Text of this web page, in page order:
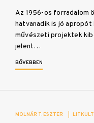
Az 1956-os forradalom
hatvanadik is jó
művészeti projektek
jelent…
BŐVEBBEN
MOLNÁR T. ESZTER